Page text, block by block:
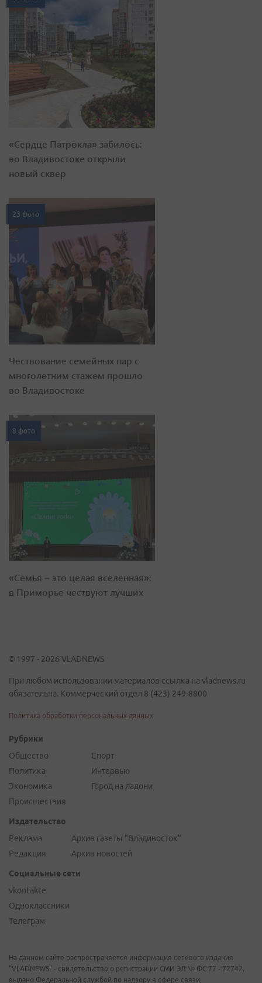
«Сердце Патрокла» забилось:
во Владивостоке открыли
новый сквер
23 фото
Чествование семейных пар с
многолетним стажем прошло
во Владивостоке
8 фото
«Семья – это целая вселенная»:
в Приморье чествуют лучших
© 1997 - 2026 VLADNEWS
При любом использовании материалов ссылка на vladnews.ru
обязательна. Коммерческий отдел 8 (423) 249-8800
Политика обработки персональных данных
Рубрики
Общество
Политика
Экономика
Происшествия
Спорт
Интервью
Город на ладони
Издательство
Реклама
Редакция
Архив газеты "Владивосток"
Архив новостей
Социальные сети
vkontakte
Одноклассники
Телеграм
На данном сайте распространяется информация сетевого издания
"VLADNEWS" - свидетельство о регистрации СМИ ЭЛ № ФС 77 - 72742,
выдано Федеральной службой по надзору в сфере связи,